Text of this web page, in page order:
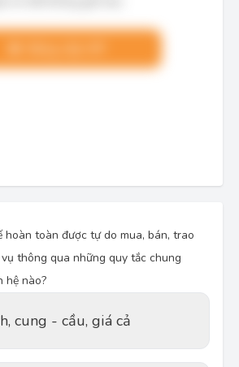
hoàn toàn được tự do mua, bán, trao
thông qua những quy tắc chung
hệ nào?
cung - cầu, giá cả